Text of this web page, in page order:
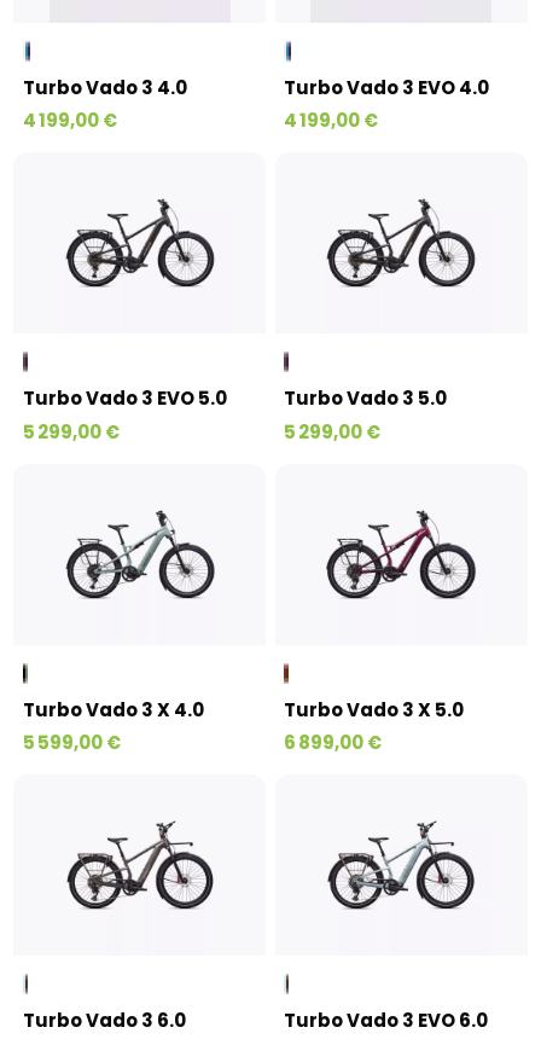
Turbo Vado 3 4.0
4 199,00 €
Turbo Vado 3 EVO 4.0
4 199,00 €
Turbo Vado 3 EVO 5.0
5 299,00 €
Turbo Vado 3 5.0
5 299,00 €
Turbo Vado 3 X 4.0
5 599,00 €
Turbo Vado 3 X 5.0
6 899,00 €
Turbo Vado 3 6.0
Turbo Vado 3 EVO 6.0